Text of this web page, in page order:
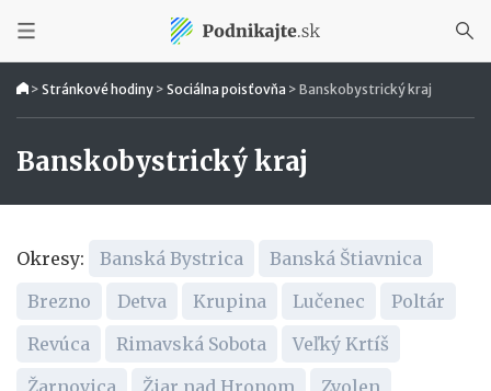
> Stránkové hodiny > Sociálna poisťovňa > Banskobystrický kraj
Banskobystrický kraj
Okresy: Banská Bystrica
Banská Štiavnica
Brezno
Detva Krupina Lučenec
Poltár
Revúca
Rimavská Sobota
Veľký Krtíš
Žarnovica
Žiar nad Hronom Zvolen